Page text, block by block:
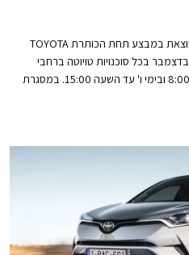
יוניון מוטורס, יבואנית טויוטה לישראל, יוצאת במבצע תחת הכותרת TOYOTA
TIME אשר יתקיים בין התאריכים 8-15 בדצמבר בכל סוכנויות טויוטה ברחבי
הארץ, בימים א'-ה' בין השעות 8:00-20:00 ובימי ו' עד השעה 15:00. במסגרת